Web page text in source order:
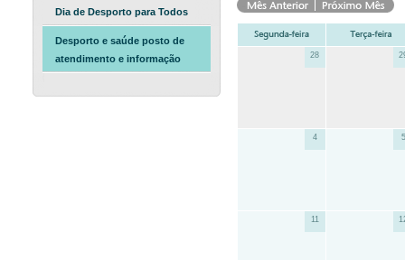
Dia de Desporto para Todos
Desporto e saúde posto de
atendimento e informação
28
4 5
11